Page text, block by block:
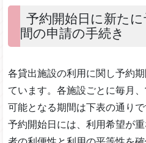
予約開始日に新た
間の申請の手続き
各貸出施設の利用に関し予約
ています。各施設ごとに毎月
可能となる期間は下表の通りで
予約開始日には、利用希望が